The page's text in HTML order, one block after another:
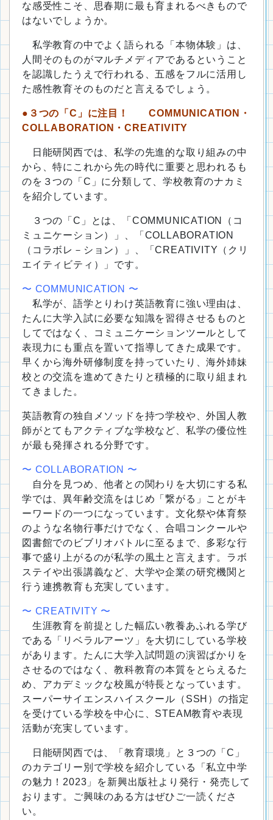
な感受性こそ、思春期に最も育まれるべきもので
はないでしょうか。
私学教育の中でよく語られる「本物体験」は、
人間そのものがマルチメディアであるということ
を認識したうえで行われる、五感をフルに活用し
た感性教育そのものだと言えるでしょう。
●３つの「C」に注目！ COMMUNICATION・
COLLABORATION・CREATIVITY
日能研関西では、私学の先進的な取り組みの中
から、特にこれから先の時代に重要と思われるも
のを３つの「C」に分類して、学校教育のナカミ
を紹介しています。
３つの「C」とは、「COMMUNICATION（コ
ミュニケーション）」、「COLLABORATION
（コラボレ－ション）」、「CREATIVITY（クリ
エイティビティ）」です。
〜 COMMUNICATION 〜
私学が、語学とりわけ英語教育に強い理由は、
たんに大学入試に必要な知識を習得させるものと
してではなく、コミュニケーションツールとして
表現力にも重点を置いて指導してきた成果です。
早くから海外研修制度を持っていたり、海外姉妹
校との交流を進めてきたりと積極的に取り組まれ
てきました。
英語教育の独自メソッドを持つ学校や、外国人教
師がとてもアクティブな学校など、私学の優位性
が最も発揮される分野です。
〜 COLLABORATION 〜
自分を見つめ、他者との関わりを大切にする私
学では、異年齢交流をはじめ「繋がる」ことがキ
ーワードの一つになっています。文化祭や体育祭
のような名物行事だけでなく、合唱コンクールや
図書館でのビブリオバトルに至るまで、多彩な行
事で盛り上がるのが私学の風土と言えます。ラボ
ステイや出張講義など、大学や企業の研究機関と
行う連携教育も充実しています。
〜 CREATIVITY 〜
生涯教育を前提とした幅広い教養あふれる学び
である「リベラルアーツ」を大切にしている学校
があります。たんに大学入試問題の演習ばかりを
させるのではなく、教科教育の本質をとらえるた
め、アカデミックな校風が特長となっています。
スーパーサイエンスハイスクール（SSH）の指定
を受けている学校を中心に、STEAM教育や表現
活動が充実しています。
日能研関西では、「教育環境」と３つの「C」
のカテゴリー別で学校を紹介している「私立中学
の魅力！2023」を新興出版社より発行・発売して
おります。ご興味のある方はぜひご一読くださ
い。